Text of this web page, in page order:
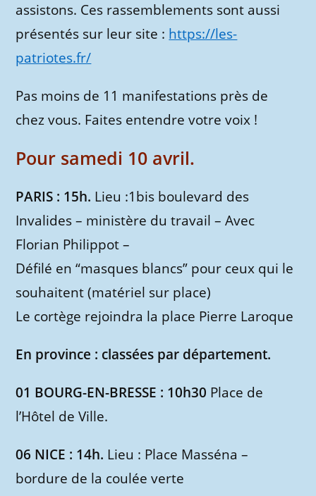
assistons. Ces rassemblements sont aussi
présentés sur leur site : https://les-
patriotes.fr/
Pas moins de 11 manifestations près de
chez vous. Faites entendre votre voix !
Pour samedi 10 avril.
PARIS : 15h. Lieu :1bis boulevard des
Invalides – ministère du travail – Avec
Florian Philippot –
Défilé en “masques blancs” pour ceux qui le
souhaitent (matériel sur place)
Le cortège rejoindra la place Pierre Laroque
En province : classées par département.
01 BOURG-EN-BRESSE : 10h30 Place de
l’Hôtel de Ville.
06 NICE : 14h. Lieu : Place Masséna –
bordure de la coulée verte